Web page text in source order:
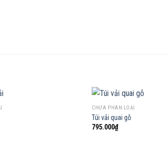
CHƯA PHÂN LOẠI
Túi vải quai gỗ
795.000₫